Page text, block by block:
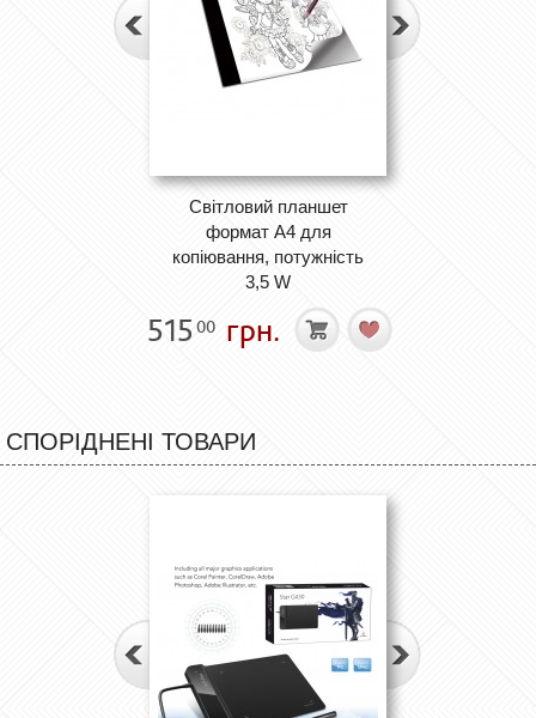
Світловий планшет
формат А4 для
копіювання, потужність
3,5 W
515 00 грн.
СПОРІДНЕНІ ТОВАРИ